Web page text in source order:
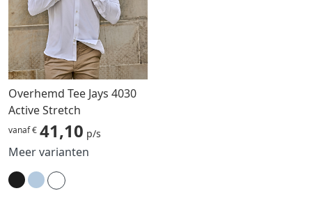
Overhemd Tee Jays 4030
Active Stretch
vanaf € 41,10 p/s
Meer varianten